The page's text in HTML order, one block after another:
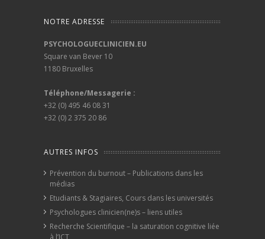
NOTRE ADRESSE
PSYCHOLOGUECLINICIEN.EU
Square van Bever 10
1180 Bruxelles
Téléphone/Messagerie :
+32 (0) 495 46 08 31
+32 (0) 2 375 20 86
AUTRES INFOS
Prévention du burnout – Publications dans les
médias
Etudiants & Stagiaires, Cours dans les universités
Psychologues clinicien(ne)s – liens utiles
Recherche Scientifique – la saturation cognitive liée